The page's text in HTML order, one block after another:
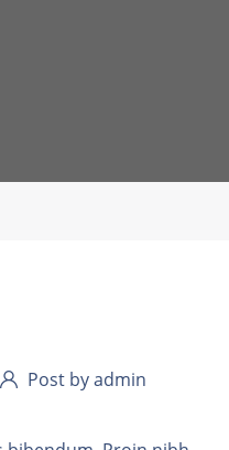
Post by admin